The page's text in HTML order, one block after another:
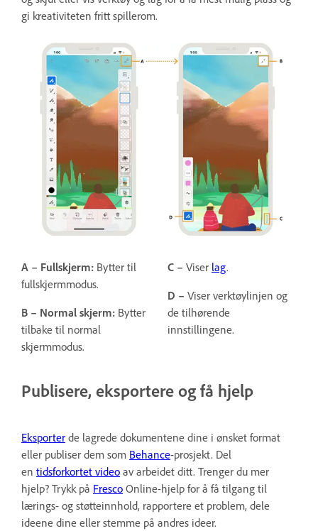
gi kreativiteten fritt spillerom.
A – Fullskjerm: Bytter til
fullskjermmodus.
B – Normal skjerm: Bytter
tilbake til normal
skjermmodus.
C – Viser lag.
D – Viser verktøylinjen og
de tilhørende
innstillingene.
Publisere, eksportere og få hjelp
Eksporter de lagrede dokumentene dine i ønsket format
eller publiser dem som Behance-prosjekt. Del
en tidsforkortet video av arbeidet ditt. Trenger du mer
hjelp? Trykk på Fresco Online-hjelp for å få tilgang til
lærings- og støtteinnhold, rapportere et problem, dele
ideene dine eller stemme på andres ideer.